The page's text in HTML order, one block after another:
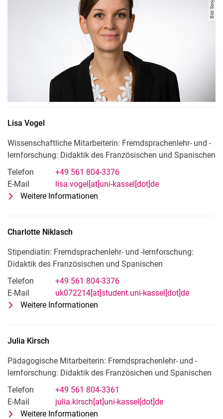
Lisa Vogel
Wissenschaftliche Mitarbeiterin: Fremdsprachenlehr- und -
lernforschung: Didaktik des Französischen und Spanischen
Telefon
+49 561 804-3376
E-Mail
lisa.vogel[at]uni-kassel[dot]de
Weitere Informationen
Charlotte Niklasch
Stipendiatin: Fremdsprachenlehr- und -lernforschung:
Didaktik des Französischen und Spanischen
Telefon
+49 561 804-3376
E-Mail
uk072214[at]student.uni-kassel[dot]de
Weitere Informationen
Julia Kirsch
Pädagogische Mitarbeiterin: Fremdsprachenlehr- und -
lernforschung: Didaktik des Französichen und Spanischen
Telefon
+49 561 804-3361
E-Mail
julia.kirsch[at]uni-kassel[dot]de
Weitere Informationen